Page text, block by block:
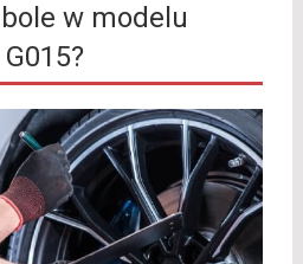
w modelu